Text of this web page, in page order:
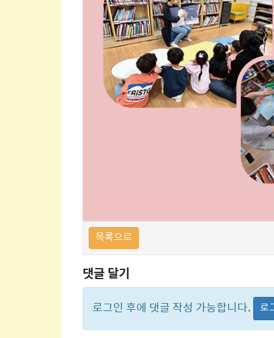
목록으로
댓글 달기
로그인 후에 댓글 작성 가능합니다. 로